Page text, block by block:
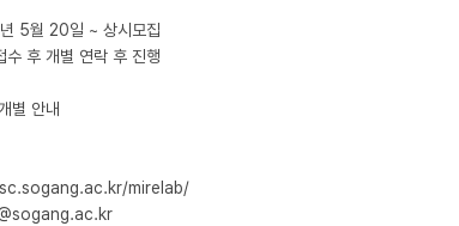
5월 20일 ~ 상시모집
수 후 개별 연락 후 진행
별 안내
mirelab/